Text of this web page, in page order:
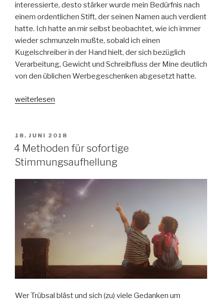
interessierte, desto stärker wurde mein Bedürfnis nach
einem ordentlichen Stift, der seinen Namen auch verdient
hatte. Ich hatte an mir selbst beobachtet, wie ich immer
wieder schmunzeln mußte, sobald ich einen
Kugelschreiber in der Hand hielt, der sich bezüglich
Verarbeitung, Gewicht und Schreibfluss der Mine deutlich
von den üblichen Werbegeschenken abgesetzt hatte.
„Essentielle
weiterlesen
VERÖFFENTLICHT
AM
18. JUNI 2018
4 Methoden für sofortige
Stimmungsaufhellung
Wer Trübsal bläst und sich (zu) viele Gedanken um